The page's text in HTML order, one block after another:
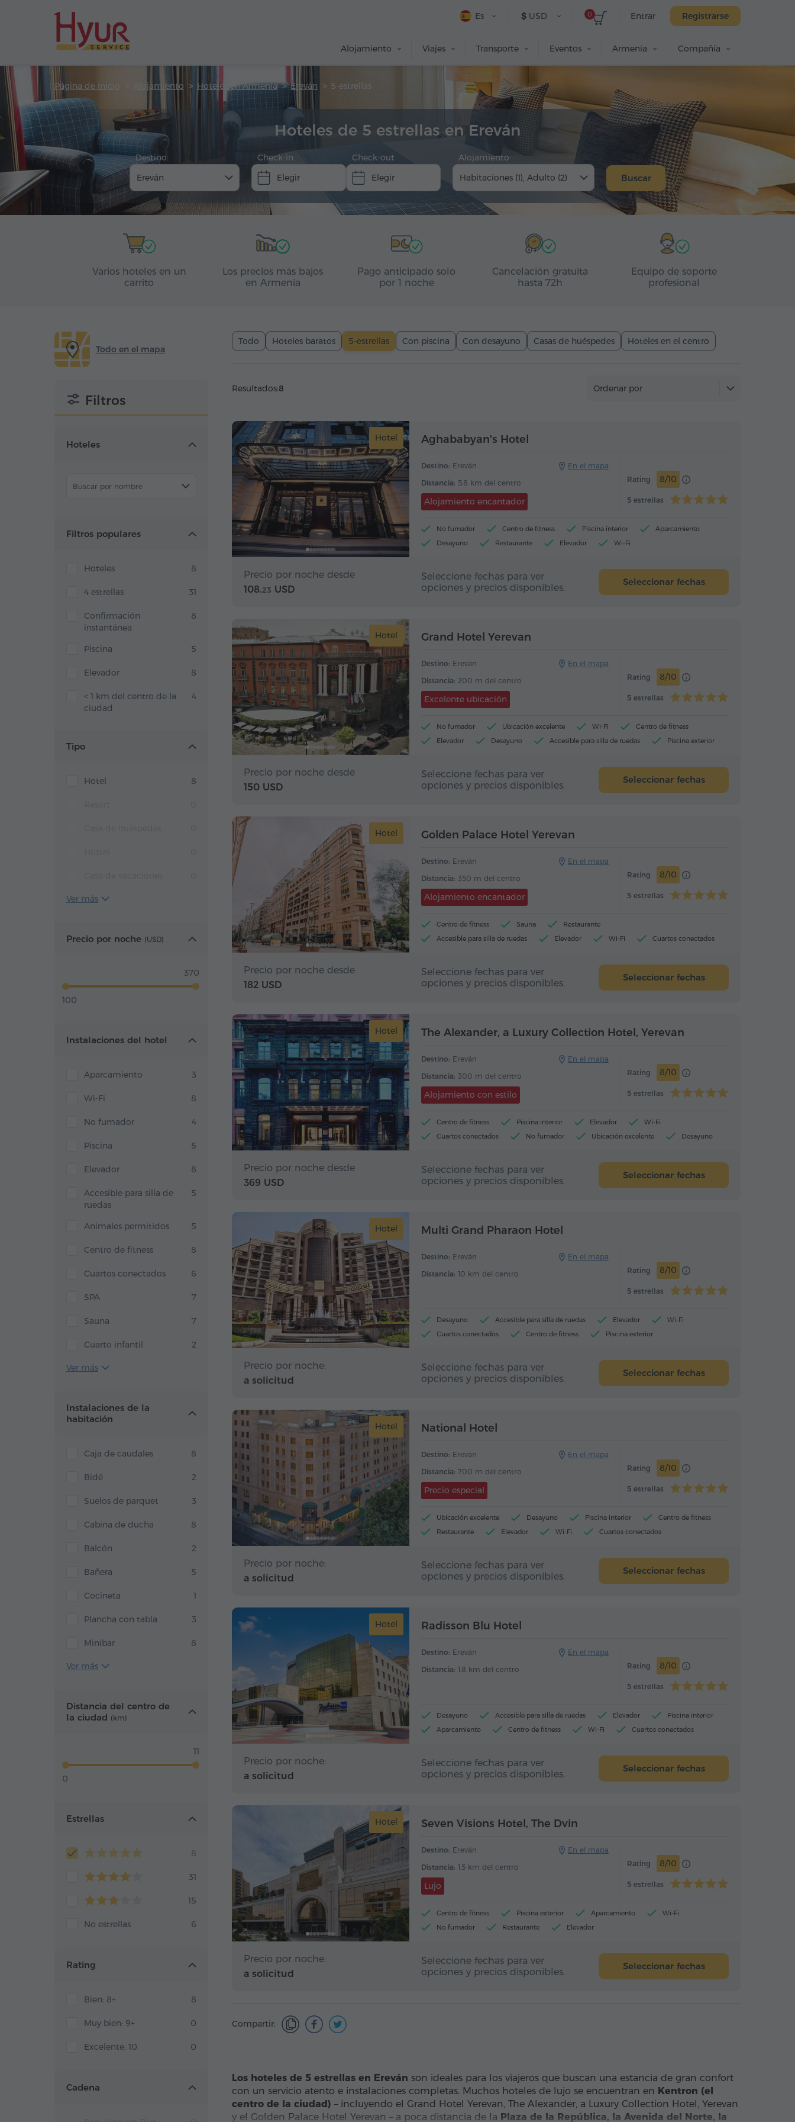
Entrar Registrarse
0
$ USD
Es
Alojamiento Viajes Transporte Eventos Armenia Compañía
Página de inicio Alojamiento Hoteles en Armenia Ereván 5-estrellas
Hoteles de 5 estrellas en Ereván
Destino
Ereván
Check-in Check-out
Alojamiento
Habitaciones (1), Adulto (2)
Buscar
Varios hoteles en un
carrito
Los precios más bajos
en Armenia
Pago anticipado solo
por 1 noche
Cancelación gratuita
hasta 72h
Equipo de soporte
profesional
Filtros
Hoteles
Buscar por nombre
Filtros populares
Hoteles 8
4 estrellas 31
Confirmación
instantánea
8
Piscina 5
Elevador 8
< 1 km del centro de la
ciudad
4
Tipo
Hotel 8
Ver más
Precio por noche (USD)
100
370
Instalaciones del hotel
Aparcamiento 3
Wi-Fi 8
No fumador 4
Piscina 5
Elevador 8
Accesible para silla de
ruedas
5
Animales permitidos 5
Centro de fitness 8
Cuartos conectados 6
SPA 7
Sauna 7
Cuarto infantil 2
Ver más
Instalaciones de la
habitación
Caja de caudales 8
Bidé 2
Suelos de parquet 3
Cabina de ducha 8
Balcón 2
Bañera 5
Cocineta 1
Plancha con tabla 3
Minibar 8
Ver más
Distancia del centro de
la ciudad (km)
0
11
Estrellas
8
31
15
No estrellas 6
Rating
Bien: 8+ 8
Muy bien: 9+ 0
Excelente: 10 0
Cadena
Todo Hoteles baratos 5-estrellas Con piscina Con desayuno Casas de huéspedes Hoteles en el centro
Resultados:8 Ordenar por
Todo en el mapa
Hotel Aghababyan's Hotel
Destino: Ereván
En el mapa
Distancia: 5.8 km del centro
Alojamiento encantador
Rating 8/10
5 estrellas
No fumador Centro de fitness Piscina interior
Aparcamiento
Desayuno
Restaurante Elevador Wi-Fi
Precio por noche desde
108.23 USD
Seleccione fechas para ver
opciones y precios disponibles.
Seleccionar fechas
Hotel Grand Hotel Yerevan
Destino: Ereván
En el mapa
Distancia: 200 m del centro
Excelente ubicación
Rating 8/10
5 estrellas
No fumador Ubicación excelente Wi-Fi
Centro de fitness
Elevador
Desayuno Accesible para silla de ruedas Piscina exterior
Precio por noche desde
150 USD
Seleccione fechas para ver
opciones y precios disponibles.
Seleccionar fechas
Hotel Hotel
Golden Palace Hotel Yerevan
Destino: Ereván
En el mapa
Distancia: 350 m del centro
Alojamiento encantador
Rating 8/10
5 estrellas
Centro de fitness Sauna
Restaurante
Accesible para silla de ruedas
Elevador Wi-Fi
Cuartos conectados
Precio por noche desde
182 USD
Seleccione fechas para ver
opciones y precios disponibles.
Seleccionar fechas
Hotel Hotel
The Alexander, a Luxury Collection Hotel, Yerevan
Destino: Ereván
En el mapa
Distancia: 300 m del centro
Alojamiento con estilo
Rating 8/10
5 estrellas
Centro de fitness Piscina interior Elevador
Wi-Fi
Cuartos conectados
No fumador Ubicación excelente Desayuno
Precio por noche desde
369 USD
Seleccione fechas para ver
opciones y precios disponibles.
Seleccionar fechas
Hotel Hotel
Multi Grand Pharaon Hotel
Destino: Ereván
En el mapa
Distancia: 10 km del centro Rating 8/10
5 estrellas
Desayuno Accesible para silla de ruedas Elevador
Wi-Fi
Cuartos conectados
Centro de fitness
Piscina exterior
Precio por noche:
a solicitud
Seleccione fechas para ver
opciones y precios disponibles.
Seleccionar fechas
Hotel National Hotel
Destino: Ereván
En el mapa
Distancia: 700 m del centro
Precio especial
Rating 8/10
5 estrellas
Ubicación excelente Desayuno Piscina interior
Centro de fitness
Restaurante
Elevador Wi-Fi Cuartos conectados
Precio por noche:
a solicitud
Seleccione fechas para ver
opciones y precios disponibles.
Seleccionar fechas
Hotel Radisson Blu Hotel
Destino: Ereván
En el mapa
Distancia: 1.8 km del centro Rating 8/10
5 estrellas
Desayuno Accesible para silla de ruedas Elevador
Piscina interior
Aparcamiento
Centro de fitness Wi-Fi Cuartos conectados
Precio por noche:
a solicitud
Seleccione fechas para ver
opciones y precios disponibles.
Seleccionar fechas
Hotel Hotel
Seven Visions Hotel, The Dvin
Destino: Ereván
En el mapa
Distancia: 1.5 km del centro
Lujo
Rating 8/10
5 estrellas
Centro de fitness Piscina exterior Aparcamiento
Wi-Fi
No fumador
Restaurante Elevador
Precio por noche:
a solicitud
Seleccione fechas para ver
opciones y precios disponibles.
Seleccionar fechas
Compartir:
Los hoteles de 5 estrellas en Ereván son ideales para los viajeros que buscan una estancia de gran confort
con un servicio atento e instalaciones completas. Muchos hoteles de lujo se encuentran en Kentron (el
centro de la ciudad) – incluyendo el Grand Hotel Yerevan, The Alexander, a Luxury Collection Hotel, Yerevan
y el Golden Palace Hotel Yerevan – a poca distancia de la Plaza de la República, la Avenida del Norte, la